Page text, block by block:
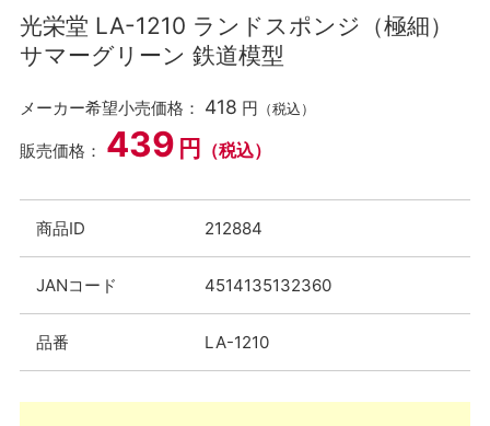
光栄堂 LA-1210 ランドスポンジ（極細）
サマーグリーン 鉄道模型
メーカー希望小売価格： 418 円 （税込）
販売価格： 439 円 （税込）
商品ID 212884
JANコード 4514135132360
品番 LA-1210